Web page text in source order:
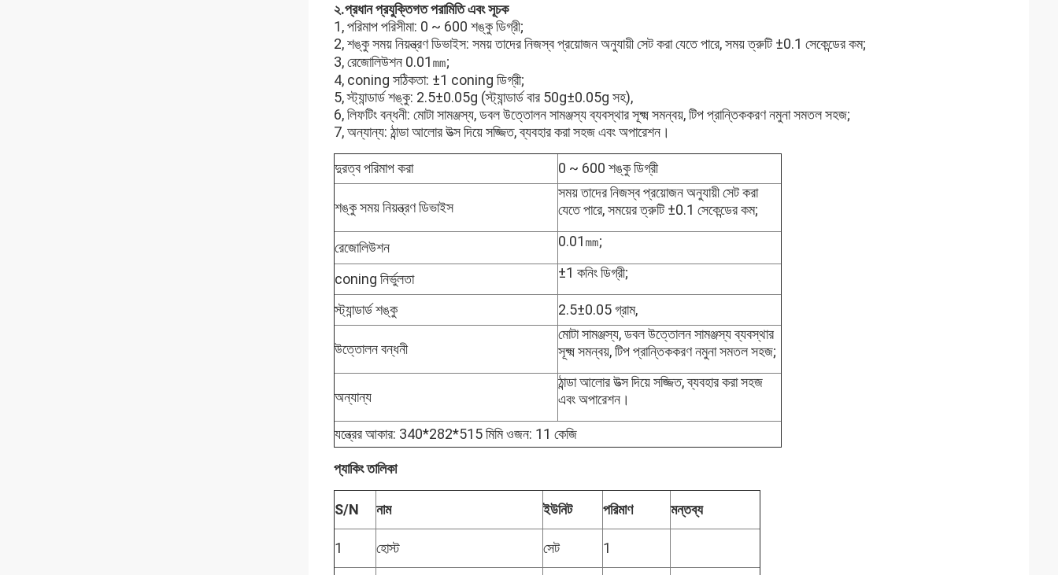
২.প্রধান প্রযুক্তিগত পরামিতি এবং সূচক
1, পরিমাপ পরিসীমা: 0 ~ 600 শঙ্কু ডিগ্রী;
2, শঙ্কু সময় নিয়ন্ত্রণ ডিভাইস: সময় তাদের নিজস্ব প্রয়োজন অনুযায়ী সেট করা যেতে পারে, সময় ত্রুটি ±0.1 সেকেন্ডের কম;
3, রেজোলিউশন 0.01㎜;
4, coning সঠিকতা: ±1 coning ডিগ্রী;
5, স্ট্যান্ডার্ড শঙ্কু: 2.5±0.05g (স্ট্যান্ডার্ড বার 50g±0.05g সহ),
6, লিফটিং বন্ধনী: মোটা সামঞ্জস্য, ডবল উত্তোলন সামঞ্জস্য ব্যবস্থার সূক্ষ্ম সমন্বয়, টিপ প্রান্তিককরণ নমুনা সমতল সহজ;
7, অন্যান্য: ঠান্ডা আলোর উত্স দিয়ে সজ্জিত, ব্যবহার করা সহজ এবং অপারেশন।
দুরত্ব পরিমাপ করা 0 ~ 600 শঙ্কু ডিগ্রী
শঙ্কু সময় নিয়ন্ত্রণ ডিভাইস
সময় তাদের নিজস্ব প্রয়োজন অনুযায়ী সেট করা
যেতে পারে, সময়ের ত্রুটি ±0.1 সেকেন্ডের কম;
রেজোলিউশন 0.01㎜;
coning নির্ভুলতা ±1 কনিং ডিগ্রী;
স্ট্যান্ডার্ড শঙ্কু 2.5±0.05 গ্রাম,
উত্তোলন বন্ধনী
মোটা সামঞ্জস্য, ডবল উত্তোলন সামঞ্জস্য ব্যবস্থার
সূক্ষ্ম সমন্বয়, টিপ প্রান্তিককরণ নমুনা সমতল সহজ;
অন্যান্য
ঠান্ডা আলোর উত্স দিয়ে সজ্জিত, ব্যবহার করা সহজ
এবং অপারেশন।
যন্ত্রের আকার: 340*282*515 মিমি ওজন: 11 কেজি
প্যাকিং তালিকা
S/N নাম ইউনিট পরিমাণ মন্তব্য
1 হোস্ট সেট 1